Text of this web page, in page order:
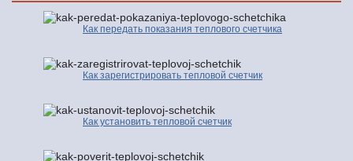
Как передать показания теплового счетчика
Как зарегистрировать тепловой счетчик
Как установить тепловой счетчик